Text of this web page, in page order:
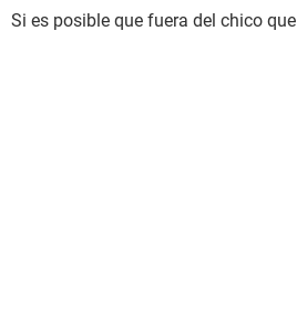
Si es posible que fuera del chico